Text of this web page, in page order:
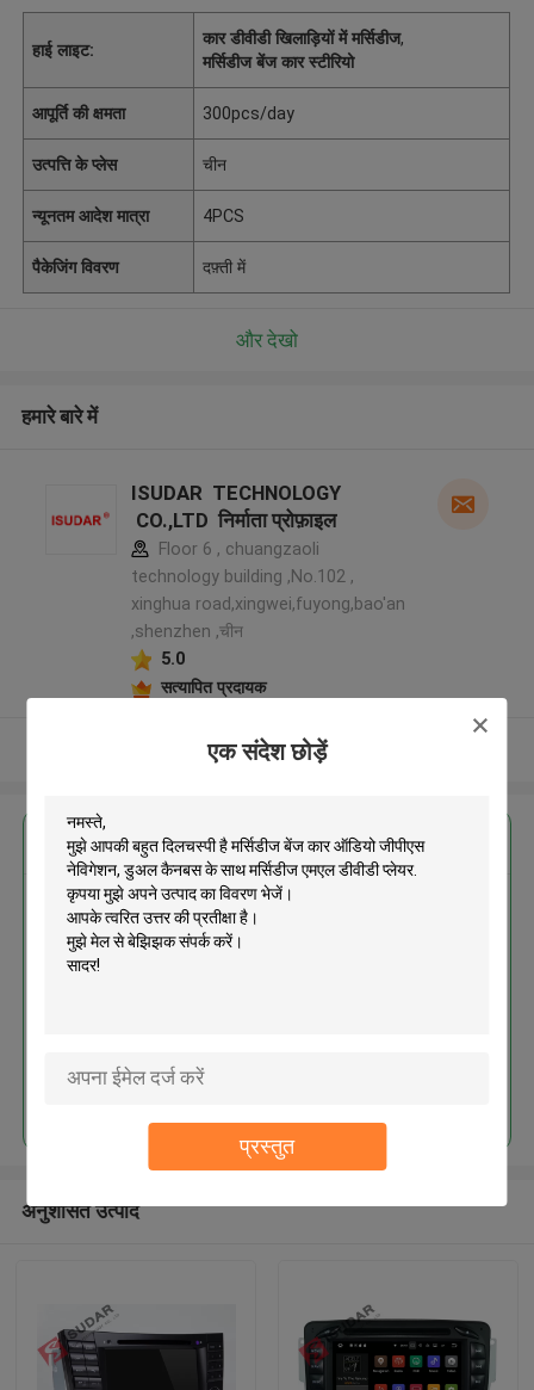
एक संदेश छोड़ें
प्रस्तुत
हाई लाइट:
कार डीवीडी खिलाड़ियों में मर्सिडीज,
मर्सिडीज बेंज कार स्टीरियो
आपूर्ति की क्षमता 300pcs/day
उत्पत्ति के प्लेस चीन
न्यूनतम आदेश मात्रा 4PCS
पैकेजिंग विवरण दफ़्ती में
और देखो
हमारे बारे में
ISUDAR TECHNOLOGY
CO.,LTD निर्माता प्रोफ़ाइल
Floor 6 , chuangzaoli
technology building ,No.102 ,
xinghua road,xingwei,fuyong,bao'an
,shenzhen ,चीन
5.0
सत्यापित प्रदायक
और देखो
सबसे उत्तम प्रतिदान प्राप्त करें
मर्सिडीज बेंज कार ऑडियो जीपीएस
नेविगेशन, डुअल कैनबस के साथ मर्सिडीज
अनुशंसित उत्पाद